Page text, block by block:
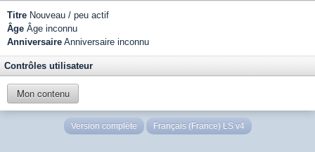
Titre Nouveau / peu actif
Âge Âge inconnu
Anniversaire Anniversaire inconnu
Contrôles utilisateur
Mon contenu
Version complète Français (France) LS v4